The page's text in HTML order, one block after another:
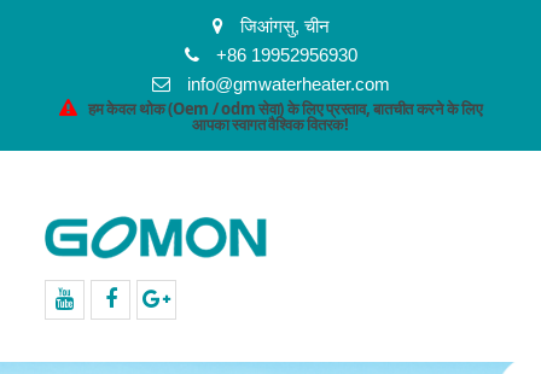
जिआंगसु, चीन
+86 19952956930
info@gmwaterheater.com
हम केवल थोक (Oem / odm सेवा) के लिए प्रस्ताव, बातचीत करने के लिए
आपका स्वागत वैश्विक वितरक!
+